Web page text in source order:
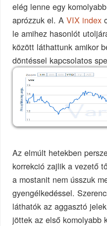
elég lenne egy
aprózzuk el. AVIX index
le amihez hasonlót
között láthattunk amikor
döntéssel kapcsolatos
Az elmúlt hetekben
korrekció zajlik a vezető
a mostanit nem ússzuk
gyengélkedéssel.
láthatók az aggasztó
jöttek az első komolyabb